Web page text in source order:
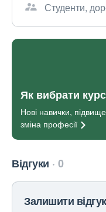
Студенти,
Як вибрати курс
Нові навички,
зміна професії
Відгуки 0
Залишити відгук